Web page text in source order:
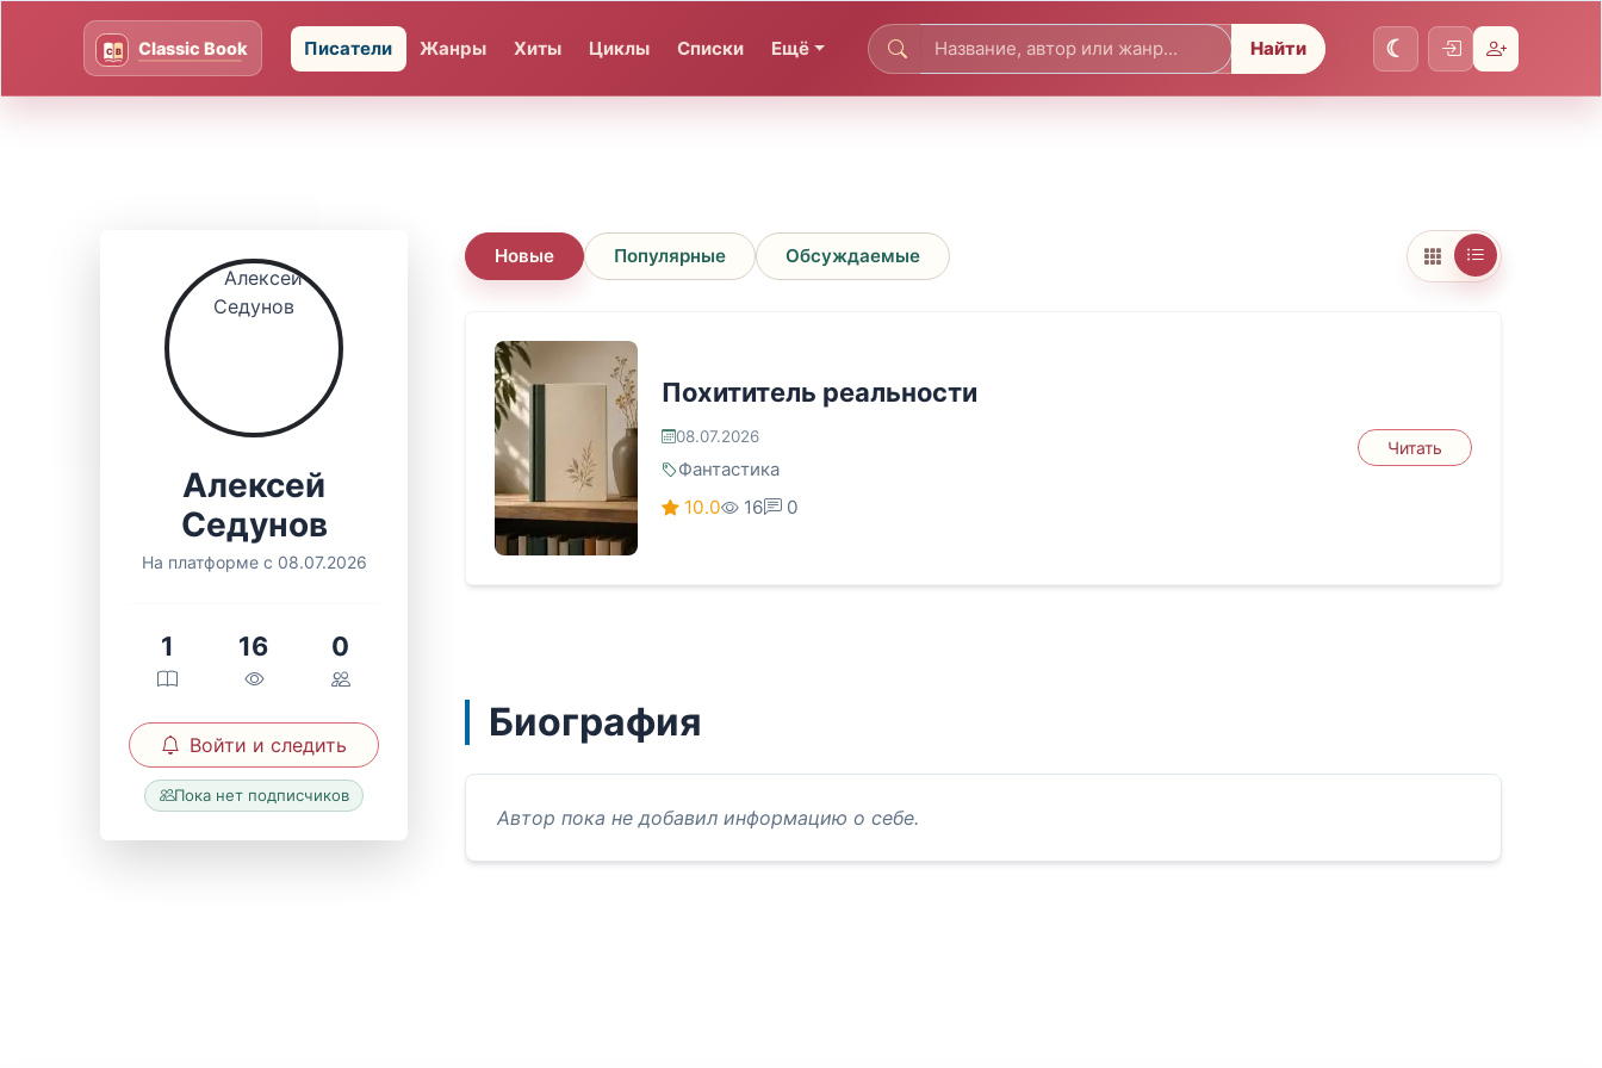
Писатели Жанры Хиты Циклы Списки Ещё Найти
Алексей
Седунов
На платформе с 08.07.2026
1 16 0
Войти и следить
Пока нет подписчиков
Новые Популярные Обсуждаемые
Похититель реальности
08.07.2026
Фантастика
10.0
16 0
Читать
Биография
Автор пока не добавил информацию о себе.